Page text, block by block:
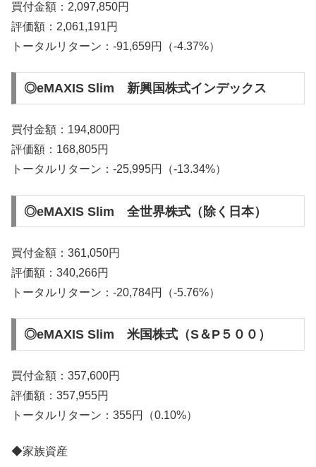
買付金額：2,097,850円
評価額：2,061,191円
トータルリターン：-91,659円（-4.37%）
◎eMAXIS Slim 新興国株式インデックス
買付金額：194,800円
評価額：168,805円
トータルリターン：-25,995円（-13.34%）
◎eMAXIS Slim 全世界株式（除く日本）
買付金額：361,050円
評価額：340,266円
トータルリターン：-20,784円（-5.76%）
◎eMAXIS Slim 米国株式（S＆P５００）
買付金額：357,600円
評価額：357,955円
トータルリターン：355円（0.10%）
◆家族資産